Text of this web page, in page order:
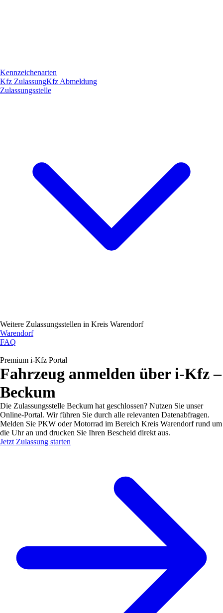
Kennzeichenarten
Kfz ZulassungKfz Abmeldung
Zulassungsstelle
Weitere Zulassungsstellen in Kreis Warendorf
Warendorf
FAQ
Premium i-Kfz Portal
Fahrzeug anmelden über i-Kfz –
Beckum
Die Zulassungsstelle Beckum hat geschlossen? Nutzen Sie unser
Online-Portal. Wir führen Sie durch alle relevanten Datenabfragen.
Melden Sie PKW oder Motorrad im Bereich Kreis Warendorf rund um
die Uhr an und drucken Sie Ihren Bescheid direkt aus.
Jetzt Zulassung starten